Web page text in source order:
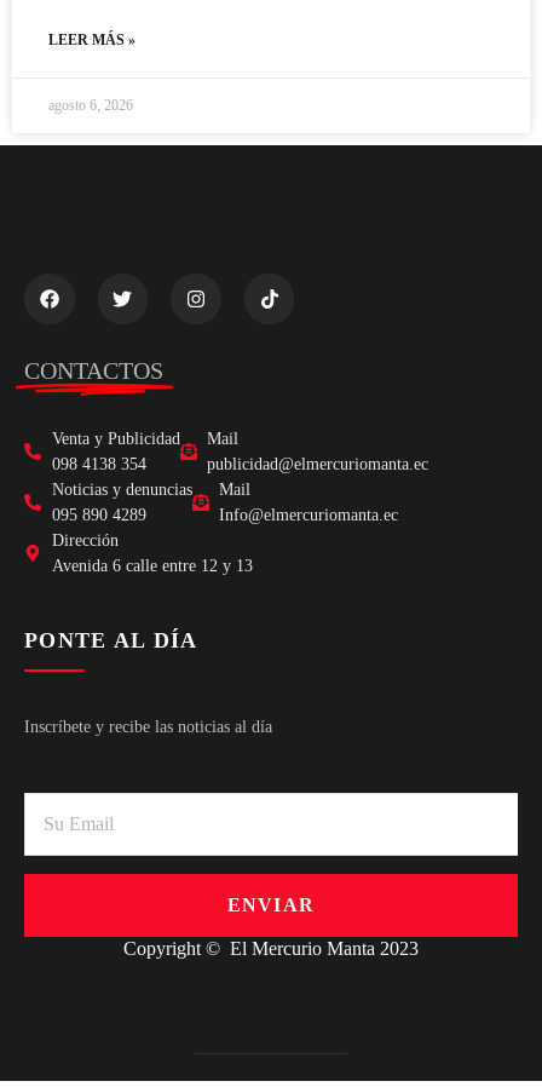
LEER MÁS »
agosto 6, 2026
CONTACTOS
Venta y Publicidad
098 4138 354
Mail
publicidad@elmercuriomanta.ec
Noticias y denuncias
095 890 4289
Mail
Info@elmercuriomanta.ec
Dirección
Avenida 6 calle entre 12 y 13
PONTE AL DÍA
Inscríbete y recibe las noticias al día
ENVIAR
Copyright © El Mercurio Manta 2023